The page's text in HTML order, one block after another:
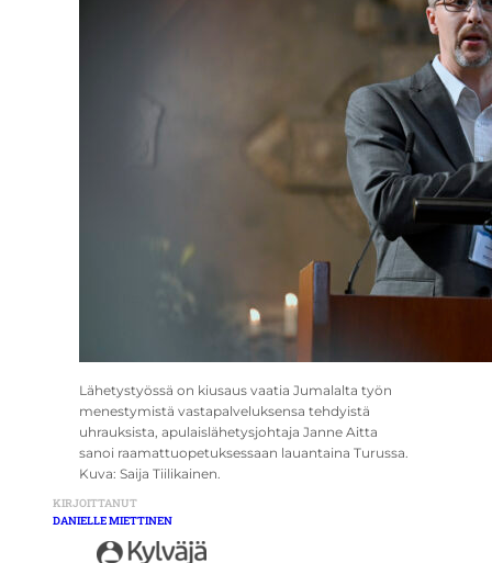
Lähetystyössä on kiusaus vaatia Jumalalta työn
menestymistä vastapalveluksensa tehdyistä
uhrauksista, apulaislähetysjohtaja Janne Aitta
sanoi raamattuopetuksessaan lauantaina Turussa.
Kuva: Saija Tiilikainen.
KIRJOITTANUT
DANIELLE MIETTINEN